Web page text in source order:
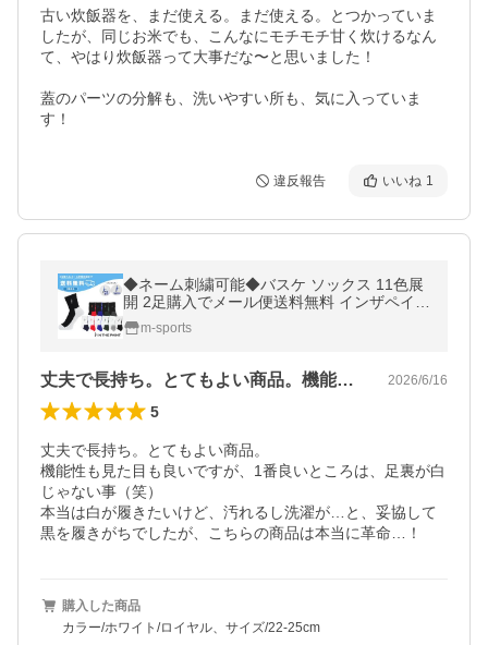
古い炊飯器を、まだ使える。まだ使える。とつかっていま
したが、同じお米でも、こんなにモチモチ甘く炊けるなん
て、やはり炊飯器って大事だな〜と思いました！
蓋のパーツの分解も、洗いやすい所も、気に入っていま
す！
違反報告 いいね 1
◆ネーム刺繍可能◆バスケ ソックス 11色展
開 2足購入でメール便送料無料 インザペイン
ト IN THE PAINT パネルソックス ITP860B I
TP860W
m-sports
丈夫で長持ち。とてもよい商品。機能性も… 2026/6/16
5
丈夫で長持ち。とてもよい商品。
機能性も見た目も良いですが、1番良いところは、足裏が白
じゃない事（笑）
本当は白が履きたいけど、汚れるし洗濯が…と、妥協して
黒を履きがちでしたが、こちらの商品は本当に革命…！
購入した商品
カラー/ホワイト/ロイヤル、サイズ/22-25cm